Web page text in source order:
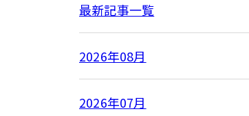
最新記事一覧
2026年08月
2026年07月